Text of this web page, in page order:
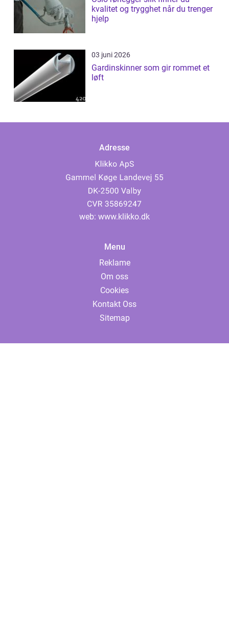
kvalitet og trygghet når du trenger
hjelp
03 juni 2026
Gardinskinner som gir rommet et
løft
Adresse
web: www.klikko.dk
Menu
Reklame
Om oss
Cookies
Kontakt Oss
Sitemap